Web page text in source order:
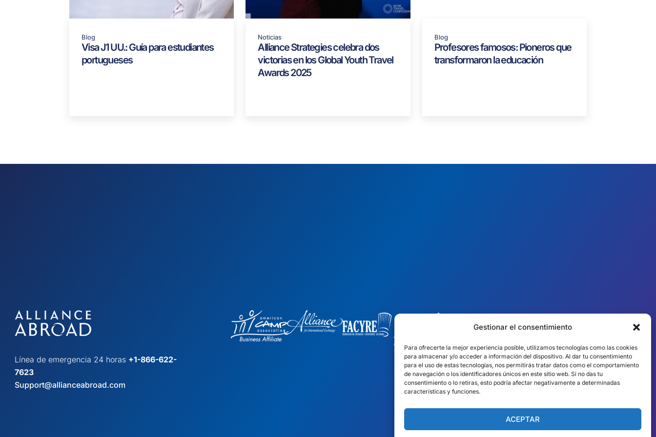
Gestionar el consentimiento
Para ofrecerte la mejor experiencia posible, utilizamos tecnologías como las cookies
para almacenar y/o acceder a información del dispositivo. Al dar tu consentimiento
para el uso de estas tecnologías, nos permitirás tratar datos como el comportamiento
de navegación o los identificadores únicos en este sitio web. Si no das tu
consentimiento o lo retiras, esto podría afectar negativamente a determinadas
características y funciones.
ACEPTAR
Blog
Visa J1 UU.: Guía para estudiantes
portugueses
Noticias
Alliance Strategies celebra dos
victorias en los Global Youth Travel
Awards 2025
Blog
Profesores famosos: Pioneros que
transformaron la educación
Línea de emergencia 24 horas +1-866-622-
7623
Support@allianceabroad.com
Equipos locales en
10 países
EE.UU.
México
Irlanda